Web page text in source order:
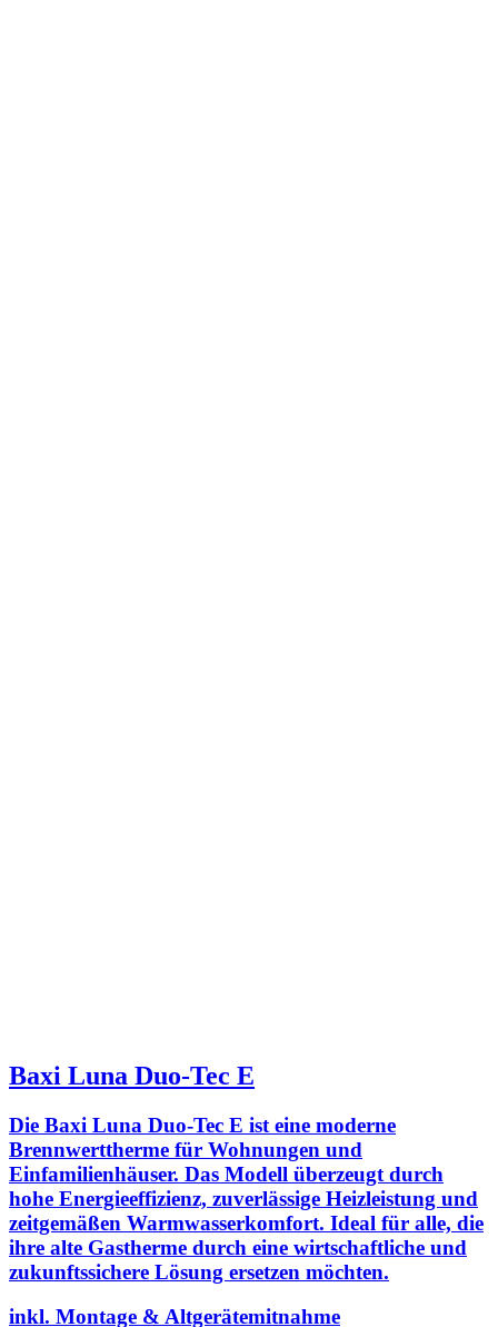
Baxi Luna Duo-Tec E
Die Baxi Luna Duo-Tec E ist eine moderne
Brennwerttherme für Wohnungen und
Einfamilienhäuser. Das Modell überzeugt durch
hohe Energieeffizienz, zuverlässige Heizleistung und
zeitgemäßen Warmwasserkomfort. Ideal für alle, die
ihre alte Gastherme durch eine wirtschaftliche und
zukunftssichere Lösung ersetzen möchten.
inkl. Montage & Altgerätemitnahme